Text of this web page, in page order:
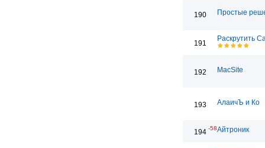
190 Простые
191
Раскрутить
192 MacSite
193 АлаичЪ и Ко
194 -58Айтроник